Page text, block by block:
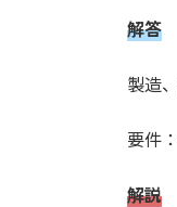
解答
製造
要件
解説